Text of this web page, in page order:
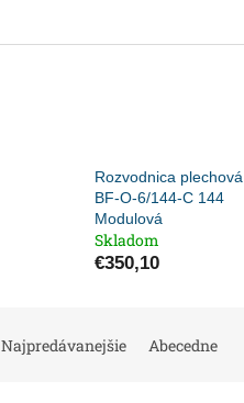
Rozvodnica plechová
BF-O-6/144-C 144
Modulová
Skladom
€350,10
Najpredávanejšie Abecedne